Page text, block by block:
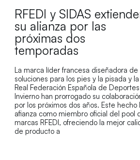
RFEDI y SIDAS
su alianza por las
próximas dos
temporadas
La marca líder francesa diseñadora de
soluciones para los pies y la pisada y la
Real Federación Española de
Invierno han prorrogado su
por los próximos dos años. Este hecho
afianza como miembro oficial del pool
marcas RFEDI, ofreciendo la mejor
de producto a